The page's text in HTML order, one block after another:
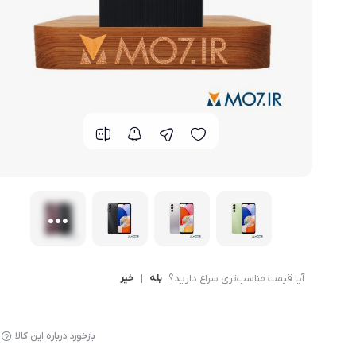
گوشی نوکیا
گوشی اچ تی سی
گوشی کاترپیلار
آیا قیمت مناسب‌تری سراغ دارید؟ بله | خیر
بازخورد درباره این کالا